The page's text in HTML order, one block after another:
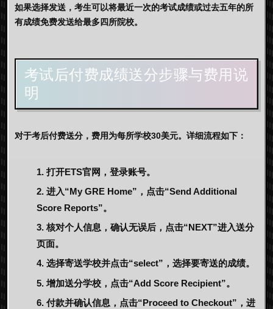
如果选择发送，考生可以将最近一次的考试成绩或过去五年的所
有成绩免费发送给最多四所院校。
考试后付费成绩送分步骤与费用说
明
对于考后付费送分，费用为每所学校30美元。详细流程如下：
打开ETS官网，登录账号。
进入“My GRE Home”，点击“Send Additional
Score Reports”。
核对个人信息，确认无误后，点击“NEXT”进入送分
页面。
选择寄送学校并点击“select”，选择要寄送的成绩。
增加送分学校，点击“Add Score Recipient”。
付款并确认信息，点击“Proceed to Checkout”，进